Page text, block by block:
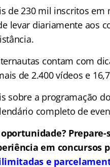
de 230 mil inscritos
levar diariamente aos
contam com
de 2.400 vídeos e
sobre a programação
completo de
em concursos
e